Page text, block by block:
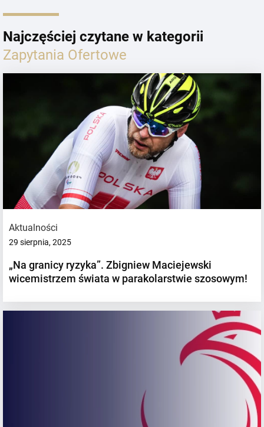
Najczęściej czytane w kategorii
Zapytania Ofertowe
Aktualności
29 sierpnia, 2025
„Na granicy ryzyka”. Zbigniew Maciejewski
wicemistrzem świata w parakolarstwie szosowym!